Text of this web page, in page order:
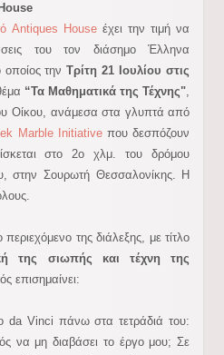
House
Antiques House έχει την τιμή να
του τον διάσημο Έλληνα
οποίος τηνΤρίτη 21 Ιουλίου στις
“Τα Μαθηματικά της Τέχνης",
Οίκου, ανάμεσα στα γλυπτά από
Marble Initiativeπου δεσπόζουν
στο 2ο χλμ. του δρόμου
στην Σουρωτή Θεσσαλονίκης. Η
της διάλεξης, με τίτλο
της σιωπής και τέχνη της
επισημαίνει:
da Vinci πάνω στα τετράδιά του:
να μη διαβάσει το έργο μου; Σε